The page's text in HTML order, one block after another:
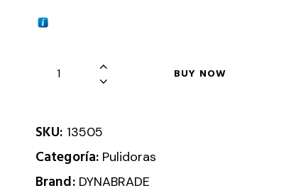
BUY NOW
SKU: 13505
Categoría: Pulidoras
Brand: DYNABRADE